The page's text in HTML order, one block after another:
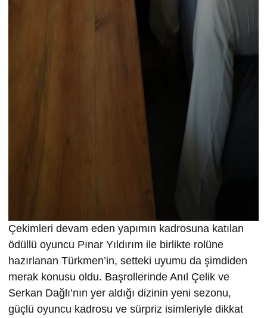
Çekimleri devam eden yapımın kadrosuna katılan
ödüllü oyuncu Pınar Yıldırım ile birlikte rolüne
hazırlanan Türkmen’in, setteki uyumu da şimdiden
merak konusu oldu. Başrollerinde Anıl Çelik ve
Serkan Dağlı’nın yer aldığı dizinin yeni sezonu,
güçlü oyuncu kadrosu ve sürpriz isimleriyle dikkat